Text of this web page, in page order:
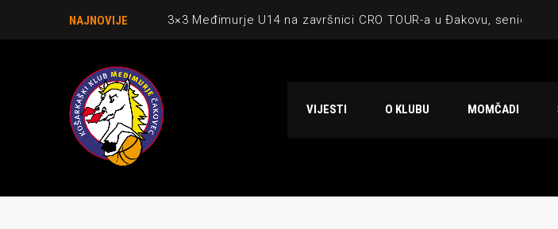
NAJNOVIJE 3×3 Međimurje U14 na završnici CRO TOUR-a u Đakovu, seniorska
Međimurje u revijalnoj utakmici ugostilo atraktivnu NCAA ekipu
VIJESTI O KLUBU MOMČADI